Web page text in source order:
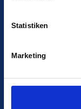
Statistiken
Marketing
Standort Gießen
35394 Gießen